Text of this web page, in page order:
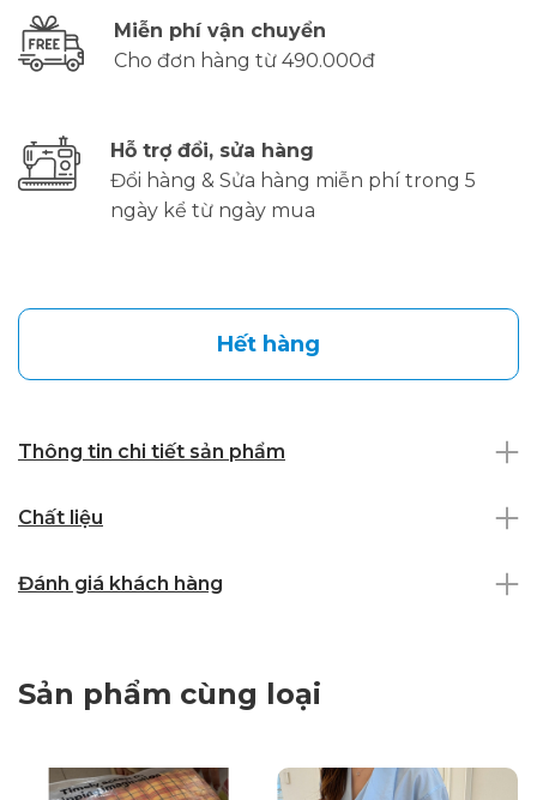
Miễn phí vận chuyển
Cho đơn hàng từ 490.000đ
Hỗ trợ đổi, sửa hàng
Đổi hàng & Sửa hàng miễn phí trong 5
ngày kể từ ngày mua
Hết hàng
Thông tin chi tiết sản phẩm
Chất liệu
Đánh giá khách hàng
Sản phẩm cùng loại